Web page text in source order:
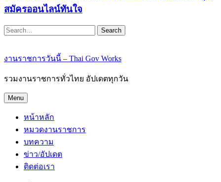
สมัครออนไลน์ทันใจ
Search
งานราชการวันนี้ – Thai Gov Works
รวมงานราชการทั่วไทย อัปเดตทุกวัน
Menu
หน้าหลัก
หมวดงานราชการ
บทความ
ข่าว/อัปเดต
ติดต่อเรา